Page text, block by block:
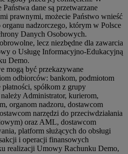
dane są przetwarzane
prawnymi, możecie Państwo wnieść
organu nadzorczego, którym w Polsce
Danych Osobowych.
lecz niezbędne dla zawarcia
o Usługę Informacyjno-Edukacyjną
Demo.
mogą być przekazywane
odbiorców: bankom, podmiotom
spółkom z grupy
Administrator, kurierom,
organom nadzoru, dostawcom
narzędzi do przeciwdziałania
oraz AML, dostawcom
platform służących do obsługi
i operacji finansowych
realizacji Umowy Rachunku Demo,